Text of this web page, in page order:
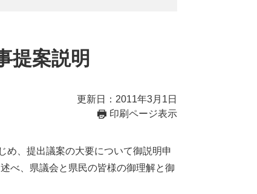
提案説明
更新日：2011年3月1日
印刷ページ表示
、提出議案の大要について御説明申
べ、県議会と県民の皆様の御理解と御